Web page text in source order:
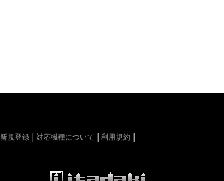
新規登録 対応機種について
利用規約